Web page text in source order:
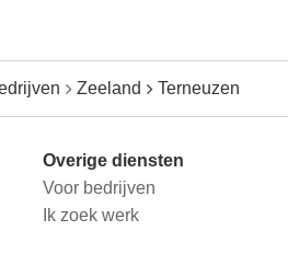
Zeeland Terneuzen
Overige diensten
Voor bedrijven
Ik zoek werk